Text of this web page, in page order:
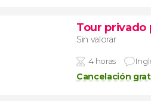
Tour privado
Sin valorar
4 horas
Cancelación